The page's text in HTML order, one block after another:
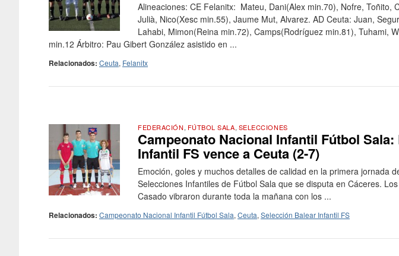
Alineaciones: CE Felanitx: Mateu, Dani(Alex min.70), Nofre, Toñito,
Julià, Nico(Xesc min.55), Jaume Mut, Alvarez. AD Ceuta: Juan,
Lahabi, Mimon(Reina min.72), Camps(Rodríguez min.81), Tuhami,
min.12 Árbitro: Pau Gibert González asistido en ...
Relacionados: Ceuta, Felanitx
FEDERACIÓN, FÚTBOL SALA, SELECCIONES
Campeonato Nacional Infantil Fútbol
Infantil FS vence a Ceuta (2-7)
Emoción, goles y muchos detalles de calidad en la primera jornada
Selecciones Infantiles de Fútbol Sala que se disputa en Cáceres.
Casado vibraron durante toda la mañana con los ...
Relacionados: Campeonato Nacional Infantil Fútbol Sala, Ceuta, Selección Balear Infantil FS